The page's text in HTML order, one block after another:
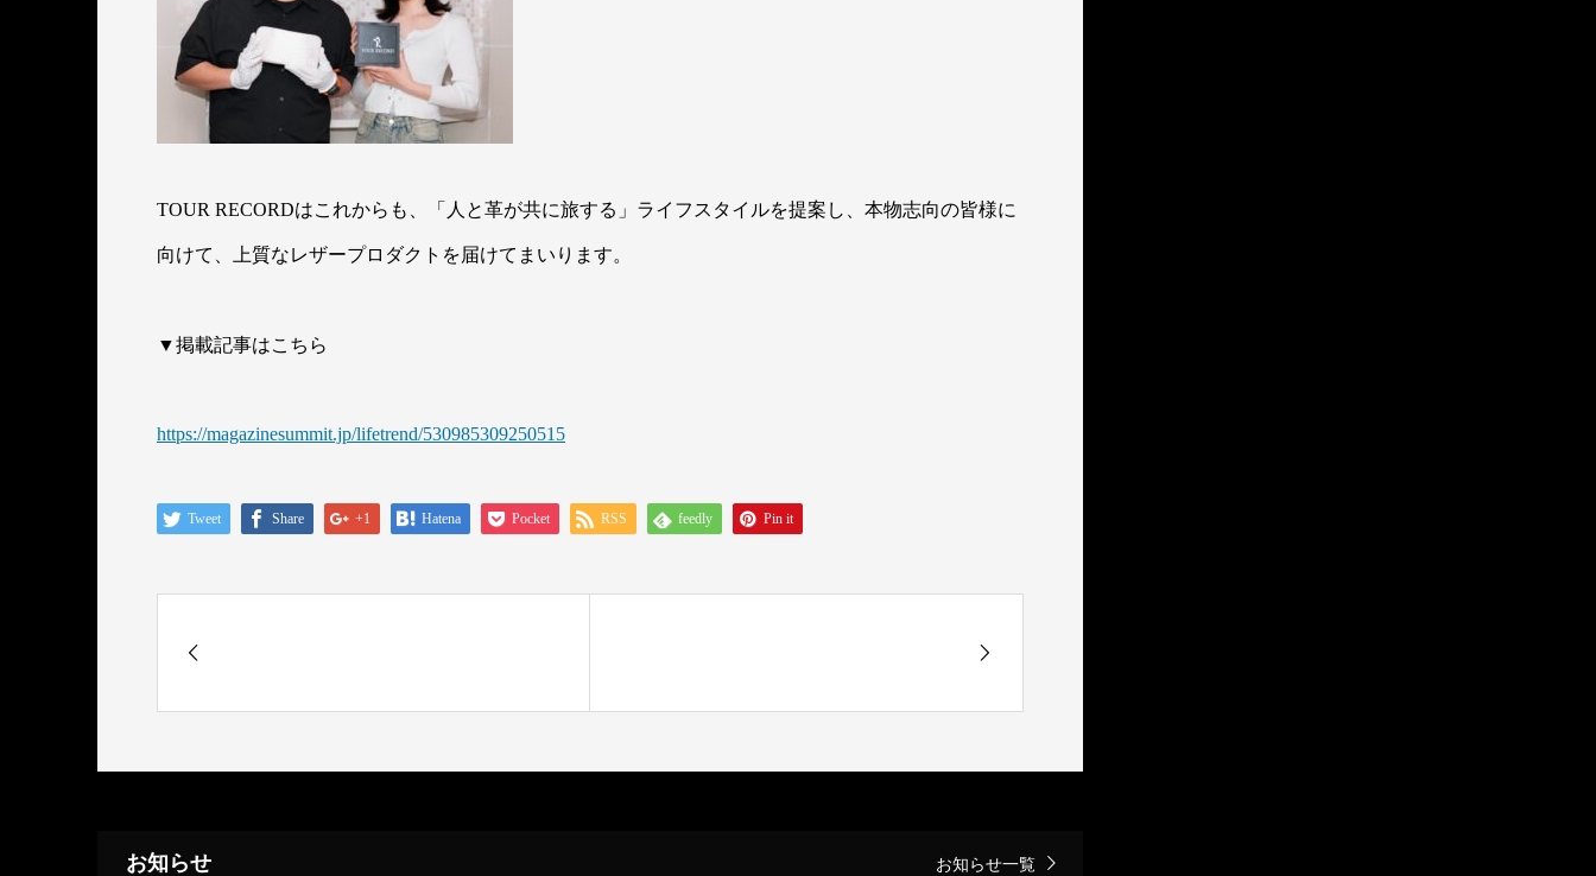
TOUR RECORDはこれからも、「人と革が共に旅する」ライフスタイルを提案し、本物志向の皆様に
向けて、上質なレザープロダクトを届けてまいります。
▼掲載記事はこちら
https://magazinesummit.jp/lifetrend/530985309250515
Tweet Share +1 Hatena Pocket RSS feedly Pin it
お知らせ お知らせ一覧